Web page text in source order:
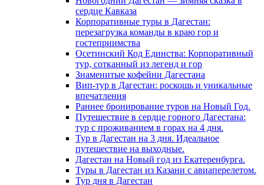
сердце Кавказа
Корпоративные туры в Дагестан:
перезагрузка команды в краю гор и
гостеприимства
Осетинский Код Единства: Корпоративный
тур, сотканный из легенд и гор
Знаменитые кофейни Дагестана
Вип-тур в Дагестан: роскошь и уникальные
впечатления
Раннее бронирование туров на Новый Год.
Путешествие в сердце горного Дагестана:
тур с проживанием в горах на 4 дня.
Тур в Дагестан на 3 дня. Идеальное
путешествие на выходные.
Дагестан на Новый год из Екатеренбурга.
Туры в Дагестан из Казани с авиаперелетом.
Тур дня в Дагестан